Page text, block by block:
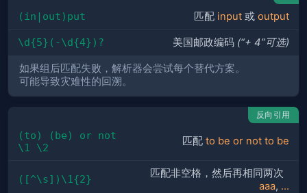
(in|out)put 匹配 input 或 output
\d{5}(-\d{4})? 美国邮政编码 (“+ 4”可选)
如果组后匹配失败，解析器会尝试每个替代方案。
可能导致灾难性的回溯。
反向引用
(to) (be) or not
\1 \2
匹配 to be or not to be
([^\s])\1{2}
匹配非空格，然后再相同两次
aaa, ...